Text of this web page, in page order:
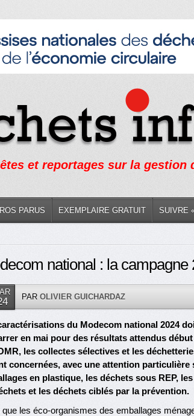
et reportages sur la gestion
PARUS EXEMPLAIRE GRATUIT SUIVRE
national : la campagne
PAR OLIVIER GUICHARDAZ
du Modecom national 2024
en mai pour des résultats attendus début
les collectes sélectives et les
concernées, avec une attention particulière
en plastique, les déchets sous REP, les
et les déchets ciblés par la prévention.
que les éco-organismes des emballages